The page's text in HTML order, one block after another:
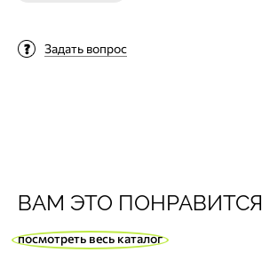
Задать вопрос
ВАМ ЭТО ПОНРАВИТСЯ
посмотреть весь каталог